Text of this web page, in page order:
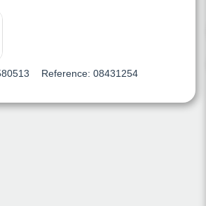
Reference: 08431254